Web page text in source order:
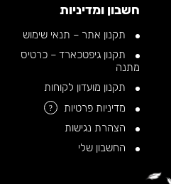
חשבון ומדיניות
תקנון אתר – תנאי שימוש
תקנון גיפטכארד – כרטיס
מתנה
תקנון מועדון לקוחות
מדיניות פרטיות
?
הצהרת נגישות
החשבון שלי